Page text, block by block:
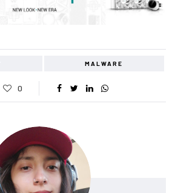
MALWARE
0